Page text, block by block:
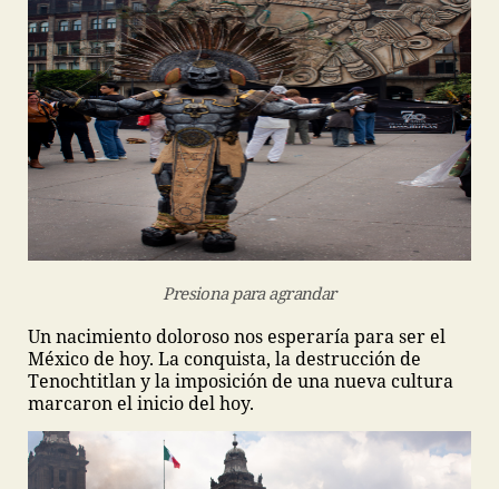
Presiona para agrandar
Un nacimiento doloroso nos esperaría para ser el
México de hoy. La conquista, la destrucción de
Tenochtitlan y la imposición de una nueva cultura
marcaron el inicio del hoy.